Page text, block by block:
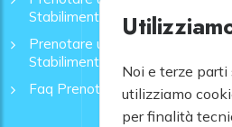
Stabilimenti - GoToMare
Prenotare una Spiaggia a
Stabilimenti - GoToMare
Faq Prenotazione Spiagge
Noi e terze
utilizziamo
per finalità